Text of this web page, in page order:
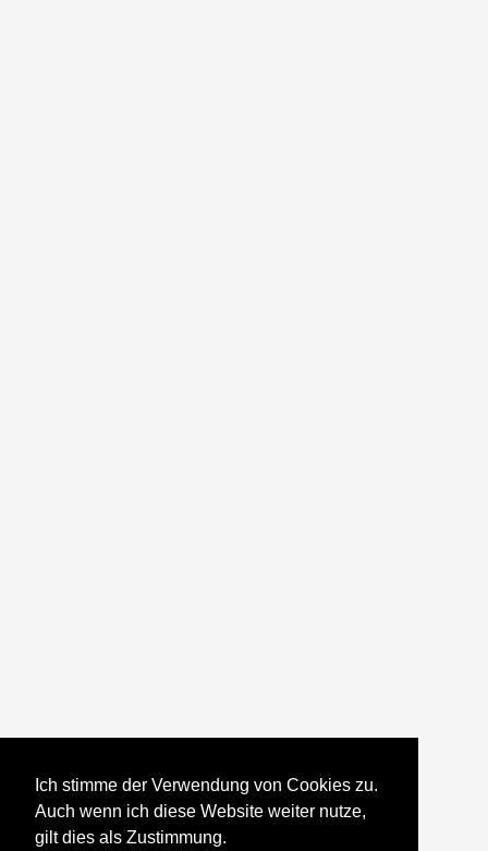
Ich stimme der Verwendung von Cookies zu.
Auch wenn ich diese Website weiter nutze,
gilt dies als Zustimmung.